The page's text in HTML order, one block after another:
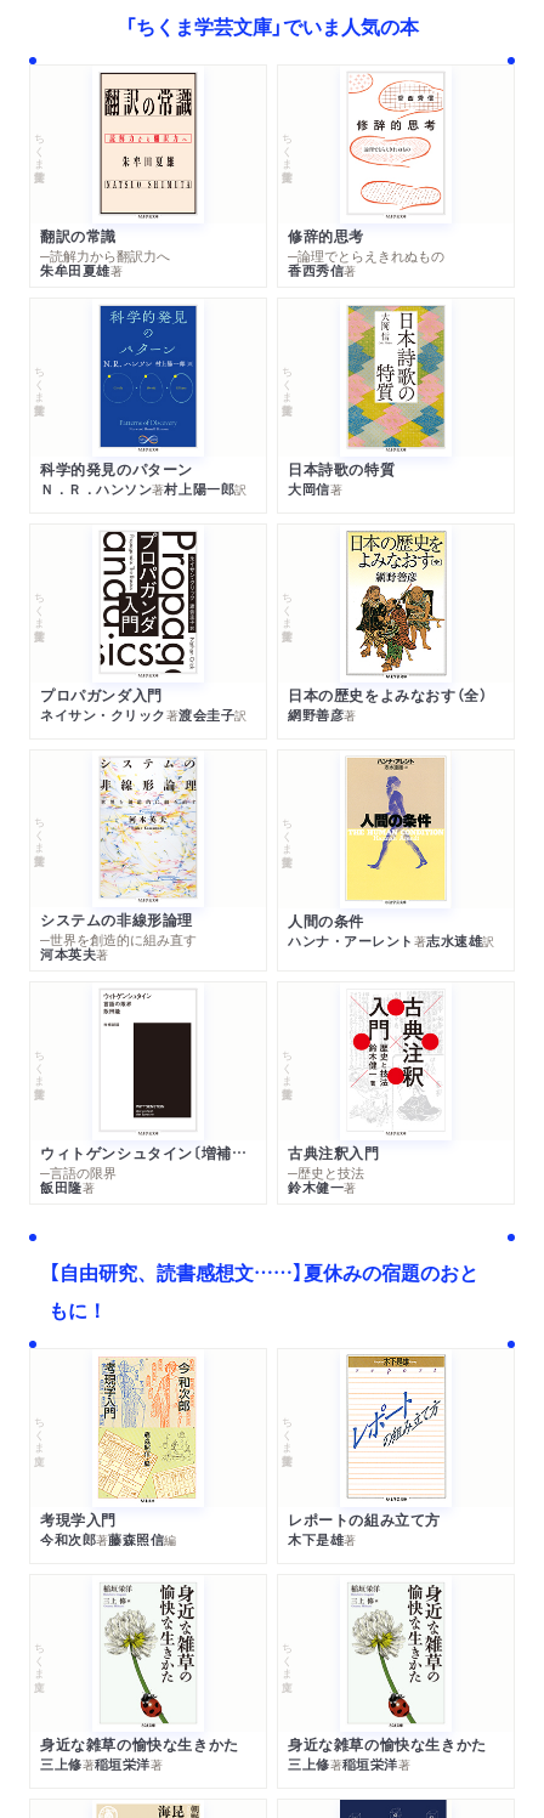
「ちくま学芸文庫」でいま人気の本
ちくま学芸文庫
翻訳の常識
─読解力から翻訳力へ
朱牟田夏雄著
ちくま学芸文庫
修辞的思考
─論理でとらえきれぬもの
香西秀信著
ちくま学芸文庫
科学的発見のパターン
Ｎ．Ｒ．ハンソン著村上陽一郎訳
ちくま学芸文庫
日本詩歌の特質
大岡信著
ちくま学芸文庫
プロパガンダ入門
ネイサン・クリック著渡会圭子訳
ちくま学芸文庫
日本の歴史をよみなおす（全）
網野善彦著
ちくま学芸文庫
システムの非線形論理
─世界を創造的に組み直す
河本英夫著
ちくま学芸文庫
人間の条件
ハンナ・アーレント 著志水速雄訳
ちくま学芸文庫
ウィトゲンシュタイン〔増補新版〕
─言語の限界
飯田隆著
ちくま学芸文庫
古典注釈入門
─歴史と技法
鈴木健一著
【自由研究、読書感想文……】夏休みの宿題のおと
もに！
ちくま文庫
考現学入門
今和次郎著藤森照信編
ちくま学芸文庫
レポートの組み立て方
木下是雄著
ちくま文庫
身近な雑草の愉快な生きかた
三上修著稲垣栄洋著
ちくま文庫
身近な雑草の愉快な生きかた
三上修著稲垣栄洋著